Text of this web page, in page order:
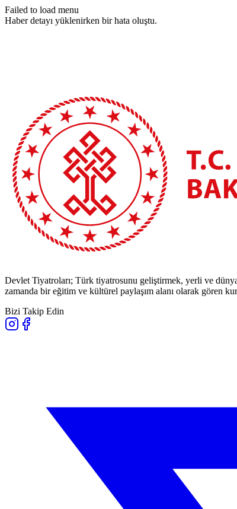
Failed to load menu
Haber detayı yüklenirken bir hata oluştu.
Devlet Tiyatroları; Türk tiyatrosunu geliştirmek, yerli ve dünya
zamanda bir eğitim ve kültürel paylaşım alanı olarak gören
Bizi Takip Edin